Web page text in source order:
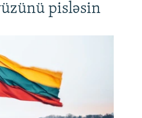
pisləsin